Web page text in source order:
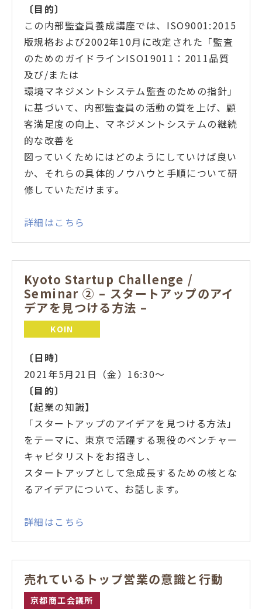
〔目的〕
この内部監査員養成講座では、ISO9001:2015
版規格および2002年10月に改定された「監査
のためのガイドラインISO19011：2011品質
及び/または
環境マネジメントシステム監査のための指針」
に基づいて、内部監査員の活動の質を上げ、顧
客満足度の向上、マネジメントシステムの継続
的な改善を
図っていくためにはどのようにしていけば良い
か、それらの具体的ノウハウと手順について研
修していただけます。
詳細はこちら
Kyoto Startup Challenge /
Seminar ② – スタートアップのアイ
デアを見つける方法 –
KOIN
〔日時〕
2021年5月21日（金）16:30～
〔目的〕
【起業の知識】
「スタートアップのアイデアを見つける方法」
をテーマに、東京で活躍する現役のベンチャー
キャピタリストをお招きし、
スタートアップとして急成長するための核とな
るアイデアについて、お話します。
詳細はこちら
売れているトップ営業の意識と行動
京都商工会議所